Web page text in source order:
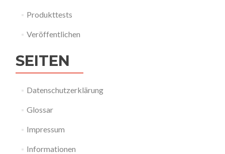
Produkttests
Veröffentlichen
SEITEN
Datenschutzerklärung
Glossar
Impressum
Informationen